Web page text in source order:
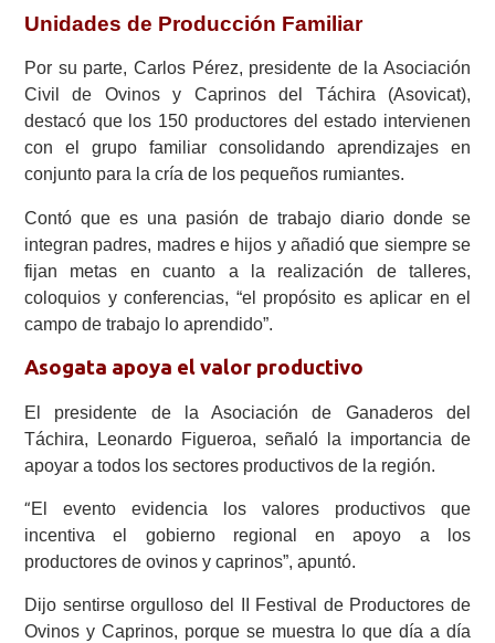
Unidades de Producción Familiar
Por su parte, Carlos Pérez, presidente de la Asociación
Civil de Ovinos y Caprinos del Táchira (Asovicat),
destacó que los 150 productores del estado intervienen
con el grupo familiar consolidando aprendizajes en
conjunto para la cría de los pequeños rumiantes.
Contó que es una pasión de trabajo diario donde se
integran padres, madres e hijos y añadió que siempre se
fijan metas en cuanto a la realización de talleres,
coloquios y conferencias, “el propósito es aplicar en el
campo de trabajo lo aprendido”.
Asogata apoya el valor productivo
El presidente de la Asociación de Ganaderos del
Táchira, Leonardo Figueroa, señaló la importancia de
apoyar a todos los sectores productivos de la región.
“El evento evidencia los valores productivos que
incentiva el gobierno regional en apoyo a los
productores de ovinos y caprinos”, apuntó.
Dijo sentirse orgulloso del II Festival de Productores de
Ovinos y Caprinos, porque se muestra lo que día a día